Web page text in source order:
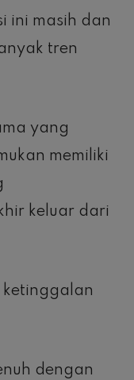
ini masih dan
tren
yang
memiliki
keluar dari
dengan